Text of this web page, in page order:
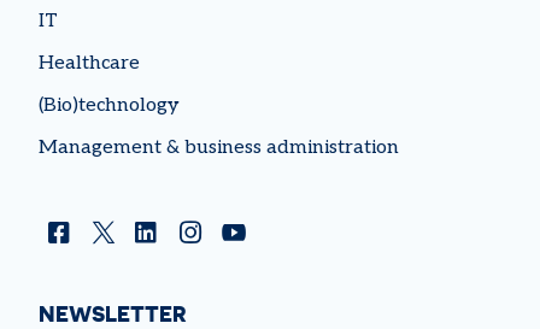
IT
Healthcare
(Bio)technology
Management & business administration
NEWSLETTER